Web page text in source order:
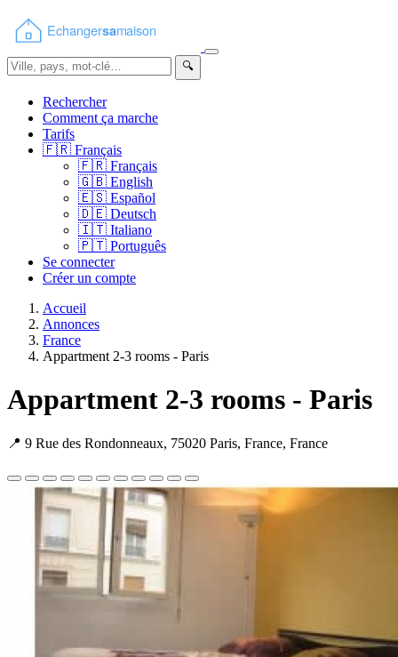
🔍
Rechercher
Comment ça marche
Tarifs
🇫🇷 Français
🇫🇷 Français
🇬🇧 English
🇪🇸 Español
🇩🇪 Deutsch
🇮🇹 Italiano
🇵🇹 Português
Se connecter
Créer un compte
Accueil
Annonces
France
Appartment 2-3 rooms - Paris
Appartment 2-3 rooms - Paris
📍 9 Rue des Rondonneaux, 75020 Paris, France, France